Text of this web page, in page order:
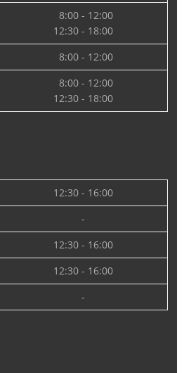
8:00 - 12:00
12:30 - 18:00
8:00 - 12:00
8:00 - 12:00
12:30 - 18:00
12:30 - 16:00
-
12:30 - 16:00
12:30 - 16:00
-